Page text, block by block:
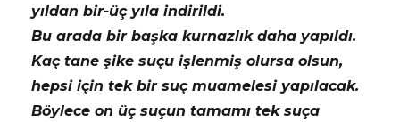
yıldan bir-üç yıla indirildi.
Bu arada bir başka kurnazlık daha yapıldı.
Kaç tane şike suçu işlenmiş olursa olsun,
hepsi için tek bir suç muamelesi yapılacak.
Böylece on üç suçun tamamı tek suça